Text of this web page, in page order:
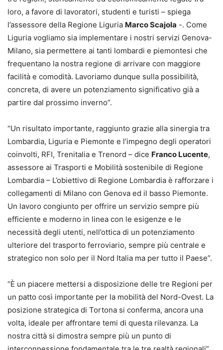
loro, a favore di lavoratori, studenti e turisti – spiega
l’assessore della Regione Liguria Marco Scajola -. Come
Liguria vogliamo sia implementare i nostri servizi Genova-
Milano, sia permettere ai tanti lombardi e piemontesi che
frequentano la nostra regione di arrivare con maggiore
facilità e comodità. Lavoriamo dunque sulla possibilità,
concreta, di avere un potenziamento significativo già a
partire dal prossimo inverno”.
“Un risultato importante, raggiunto grazie alla sinergia tra
Lombardia, Liguria e Piemonte e l’impegno degli operatori
coinvolti, RFI, Trenitalia e Trenord – dice Franco Lucente,
assessore ai Trasporti e Mobilità sostenibile di Regione
Lombardia – L’obiettivo di Regione Lombardia è rafforzare i
collegamenti di Milano con Genova ed il basso Piemonte.
Un lavoro congiunto per offrire un servizio sempre più
efficiente e moderno in linea con le esigenze e le
necessità degli utenti, nell’ottica di un potenziamento
ulteriore del trasporto ferroviario, sempre più centrale e
strategico non solo per il Nord Italia ma per tutto il Paese”.
“È un piacere mettersi a disposizione delle tre Regioni per
un patto così importante per la mobilità del Nord-Ovest. La
posizione strategica di Tortona si conferma, ancora una
volta, ideale per affrontare temi di questa rilevanza. La
nostra città si dimostra sempre più un punto di